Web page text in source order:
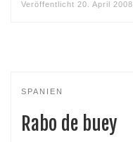
Veröffentlicht 20. April 2008
SPANIEN
Rabo de buey